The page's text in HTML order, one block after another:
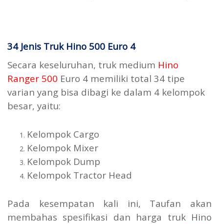
34 Jenis Truk Hino 500 Euro 4
Secara keseluruhan, truk medium Hino
Ranger 500 Euro 4 memiliki total 34 tipe
varian yang bisa dibagi ke dalam 4 kelompok
besar, yaitu:
Kelompok Cargo
Kelompok Mixer
Kelompok Dump
Kelompok Tractor Head
Pada kesempatan kali ini, Taufan akan
membahas spesifikasi dan harga truk Hino